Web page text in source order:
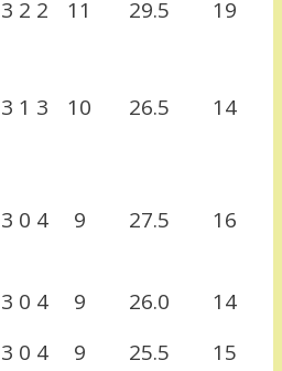
3 2 2 11 29.5 19
3 1 3 10 26.5 14
3 0 4 9 27.5 16
3 0 4 9 26.0
14
3 0 4 9 25.5
15